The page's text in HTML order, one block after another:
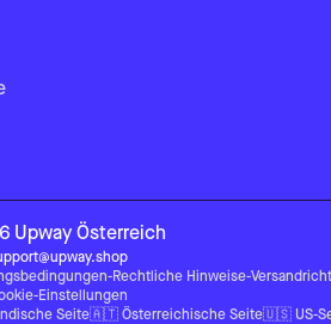
Upway Österreich
-Rechtliche Hinweise-
Einstellungen
Seite🇦🇹 Österreichische Seite🇺🇸 US-